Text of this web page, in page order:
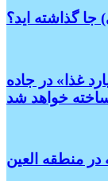
گذاشته اید؟
غذا» در جاده
خواهد شد
منطقه العین